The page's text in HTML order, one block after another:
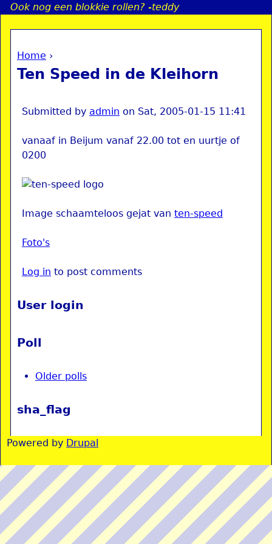
Jump to navigation
Ook nog een blokkie rollen? -teddy
You are here
Home ›
Ten Speed in de Kleihorn
Submitted by admin on Sat, 2005-01-15 11:41
vanaaf in Beijum vanaf 22.00 tot en uurtje of
0200
Image schaamteloos gejat van ten-speed
Foto's
Log in to post comments
User login
Poll
Older polls
sha_flag
Powered by Drupal